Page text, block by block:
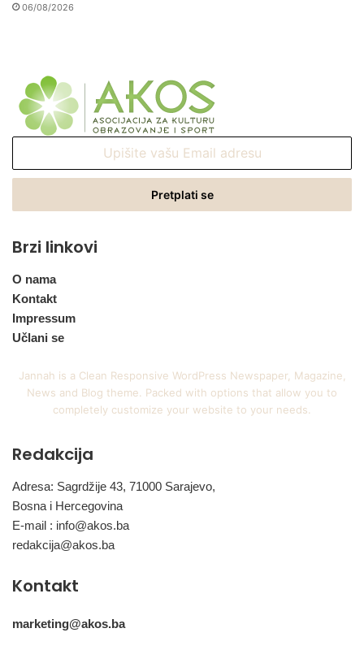
06/08/2026
Email
Brzi linkovi
O nama
Kontakt
Impressum
Učlani se
Jannah is a Clean Responsive WordPress Newspaper, Magazine,
News and Blog theme. Packed with options that allow you to
completely customize your website to your needs.
Redakcija
Adresa: Sagrdžije 43, 71000 Sarajevo,
Bosna i Hercegovina
E-mail : info@akos.ba
redakcija@akos.ba
Kontakt
marketing@akos.ba